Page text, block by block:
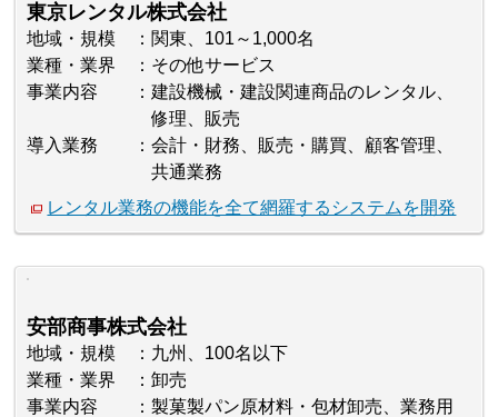
東京レンタル株式会社
地域・規模
関東、101～1,000名
業種・業界
その他サービス
事業内容
建設機械・建設関連商品のレンタル、
修理、販売
導入業務
会計・財務、販売・購買、顧客管理、
共通業務
レンタル業務の機能を全て網羅するシステムを開発
安部商事株式会社
地域・規模
九州、100名以下
業種・業界
卸売
事業内容
製菓製パン原材料・包材卸売、業務用